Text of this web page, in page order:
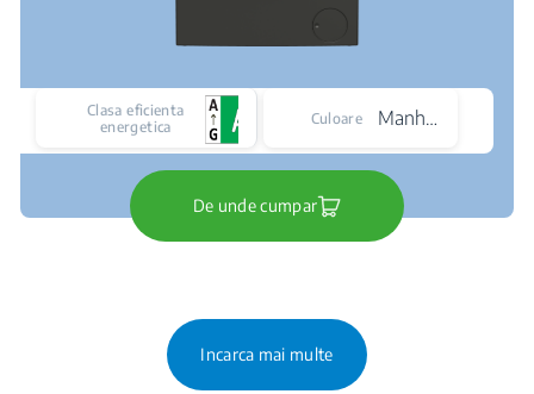
Clasa eficienta
energetica
Culoare Manhattan Grey
De unde cumpar
Incarca mai multe